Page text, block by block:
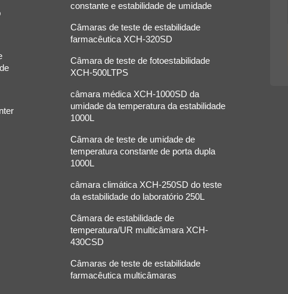
constante e estabilidade de umidade
Câmaras de teste de estabilidade
farmacêutica XCH-320SD
Câmara de teste de fotoestabilidade
XCH-500LTPS
câmara médica XCH-1000SD da
umidade da temperatura da estabilidade
1000L
Câmara de teste de umidade de
temperatura constante de porta dupla
1000L
câmara climática XCH-250SD do teste
da estabilidade do laboratório 250L
Câmara de estabilidade de
temperatura/UR multicâmara XCH-
430CSD
Câmaras de teste de estabilidade
farmacêutica multicâmaras